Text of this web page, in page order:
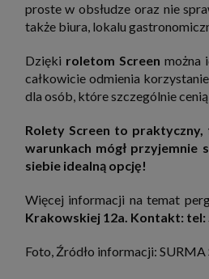
proste w obsłudze oraz nie
także biura, lokalu
Dzięki roletom Screen można
całkowicie odmienia
dla osób, które szczególnie
Rolety Screen to
warunkach mógł przyjemnie
siebie idealną opcję!
Więcej informacji na temat
Krakowskiej 12a. Kontakt: tel:
Foto, Źródło informacji: SURMA